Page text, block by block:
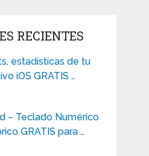
RECIENTES
estadísticas de tu
iOS GRATIS …
– Teclado Numérico
GRATIS para …